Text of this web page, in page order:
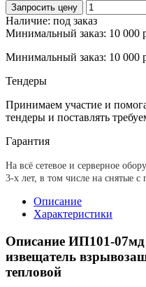
Запросить цену
Наличие: под заказ
Минимальный заказ: 10 000
Минимальный заказ: 10 000
Тендеры
Принимаем участие и
тендеры и поставлять
Гарантия
На всё сетевое и серверное
3-х лет, в том числе на снятые с
Описание
Характеристики
Описание ИП101-
извещатель
тепловой